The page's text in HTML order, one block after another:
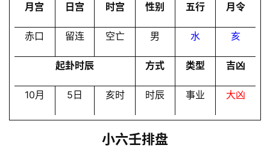
月宫 日宫 时宫 性别 五行 月令
赤口 留连 空亡 男 水 亥
起卦时辰 方式 类型 吉凶
10月 5日 亥时 时辰 事业 大凶
小六壬排盘